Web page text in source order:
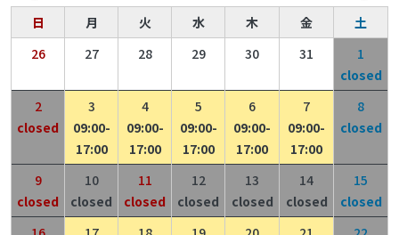
日 月 火 水 木 金
土
26
27 28 29 30 31
1
closed
2
closed
3
09:00-
17:00
4
09:00-
17:00
5
09:00-
17:00
6
09:00-
17:00
7
09:00-
17:00
8
closed
9
closed
10
closed
11
closed
12
closed
13
closed
14
closed
15
closed